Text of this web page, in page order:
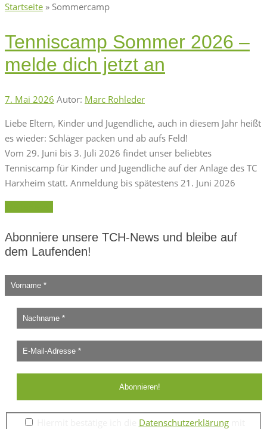
Startseite » Sommercamp
Tenniscamp Sommer 2026 –
melde dich jetzt an
7. Mai 2026 Autor: Marc Rohleder
Liebe Eltern, Kinder und Jugendliche, auch in diesem Jahr heißt
es wieder: Schläger packen und ab aufs Feld!
Vom 29. Juni bis 3. Juli 2026 findet unser beliebtes
Tenniscamp für Kinder und Jugendliche auf der Anlage des TC
Harxheim statt. Anmeldung bis spätestens 21. Juni 2026
Abonniere unsere TCH-News und bleibe auf
dem Laufenden!
Datenschutzerklärungmit